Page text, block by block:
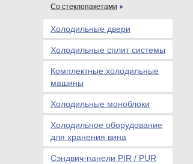
Со стеклопакетами
Холодильные двери
Холодильные сплит системы
Комплектные холодильные
машины
Холодильные моноблоки
Холодильное оборудование
для хранения вина
Сэндвич-панели PIR / PUR